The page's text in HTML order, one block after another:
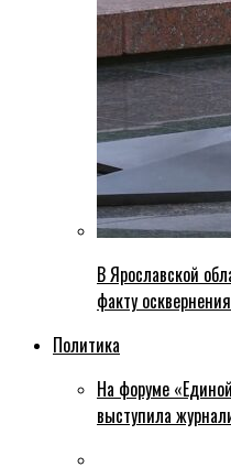
В Ярославской
факту
Политика
На форуме
выступила